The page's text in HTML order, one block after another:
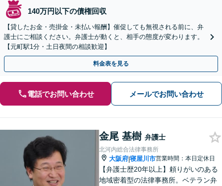
140万円以下の債権回収
【貸したお金・売掛金・未払い報酬】催促しても無視される前に、弁
護士にご相談ください。弁護士が動くと、相手の態度が変わります。
【元町駅1分・土日夜間の相談歓迎】
料金表を見る
電話でお問い合わせ メールでお問い合わせ
金尾 基樹 弁護士
北河内総合法律事務所
大阪府|寝屋川市営業時間：本日定休日
【弁護士歴20年以上】頼りがいのある
地域密着型の法律事務所。ベテラン弁